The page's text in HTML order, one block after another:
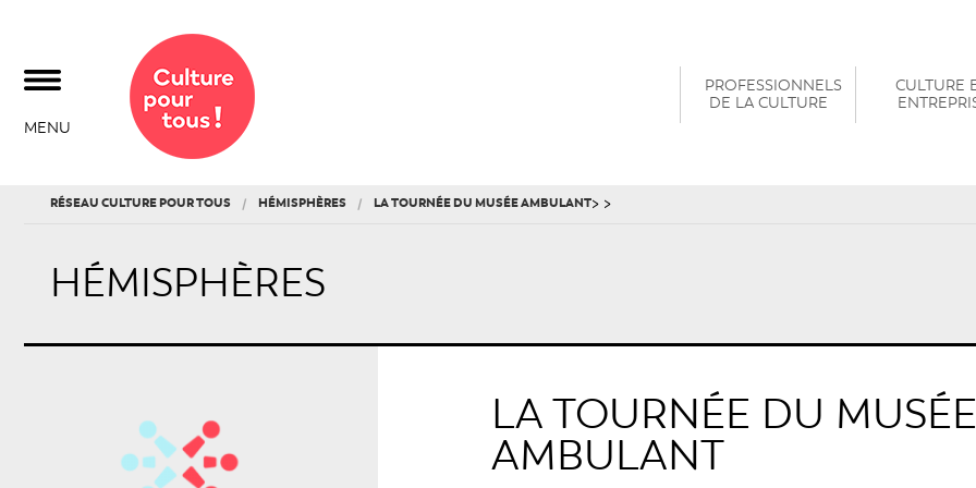
MENU
PROFESSIONNELS
DE LA CULTURE
CULTURE
RÉSEAU CULTURE POUR TOUS >
HÉMISPHÈRES >
LA TOURNÉE DU MUSÉE AMBULANT
HÉMISPHÈRES
LA TOURNÉE DU MUSÉE
AMBULANT